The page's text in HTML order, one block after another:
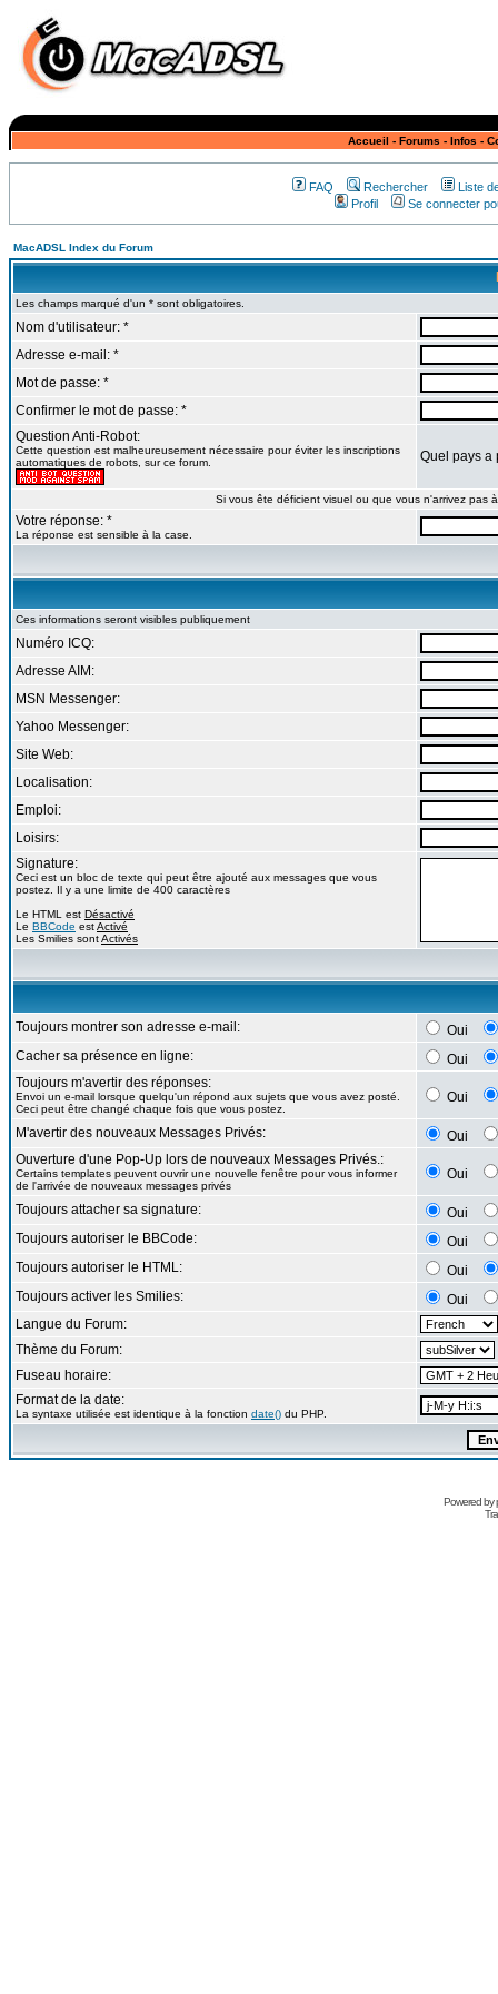
Accueil - Forums - Infos -
FAQ Rechercher
Liste
Profil
Se connecter
MacADSL Index du Forum
Les champs marqué d'un * sont obligatoires.
Nom d'utilisateur: *
Adresse e-mail: *
Mot de passe: *
Confirmer le mot de passe: *
Question Anti-Robot:
Cette question est malheureusement nécessaire pour éviter les inscriptions
automatiques de robots, sur ce forum.
Quel pays a
Si vous ête déficient visuel ou que vous n'arrivez pas
Votre réponse: *
La réponse est sensible à la case.
Ces informations seront visibles publiquement
Numéro ICQ:
Adresse AIM:
MSN Messenger:
Yahoo Messenger:
Site Web:
Localisation:
Emploi:
Loisirs:
Signature:
Ceci est un bloc de texte qui peut être ajouté aux messages que vous
postez. Il y a une limite de 400 caractères
Le HTML est Désactivé
Le BBCode estActivé
Les Smilies sontActivés
Toujours montrer son adresse e-mail:
Oui
Cacher sa présence en ligne:
Oui
Toujours m'avertir des réponses:
Envoi un e-mail lorsque quelqu'un répond aux sujets que vous avez posté.
Ceci peut être changé chaque fois que vous postez.
Oui
M'avertir des nouveaux Messages Privés:
Oui
Ouverture d'une Pop-Up lors de nouveaux Messages Privés.:
Certains templates peuvent ouvrir une nouvelle fenêtre pour vous informer
de l'arrivée de nouveaux messages privés
Oui
Toujours attacher sa signature:
Oui
Toujours autoriser le BBCode:
Oui
Toujours autoriser le HTML:
Oui
Toujours activer les Smilies:
Oui
Langue du Forum:
Thème du Forum:
Fuseau horaire:
Format de la date:
La syntaxe utilisée est identique à la fonction date() du PHP.
Powered by